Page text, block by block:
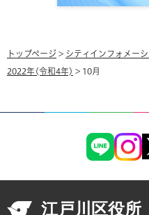
トップページ > シティインフォメー
2022年(令和4年) > 10月
江戸川区役所